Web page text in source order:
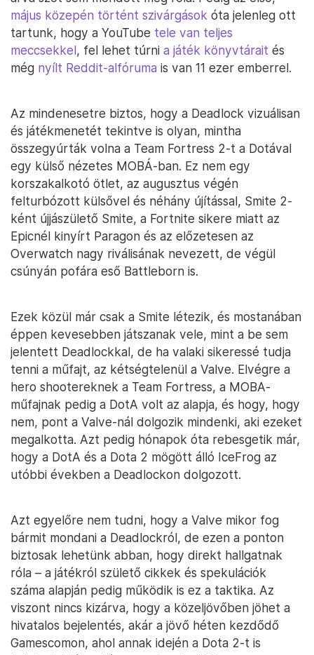
május közepén történt szivárgások óta jelenleg ott
tartunk, hogy a YouTube tele van teljes
meccsekkel, fel lehet túrni a játék könyvtárait és
még nyílt Reddit-alfóruma is van 11 ezer emberrel.
Az mindenesetre biztos, hogy a Deadlock vizuálisan
és játékmenetét tekintve is olyan, mintha
összegyúrták volna a Team Fortress 2-t a Dotával
egy külső nézetes MOBÁ-ban. Ez nem egy
korszakalkotó ötlet, az augusztus végén
felturbózott külsővel és néhány újítással, Smite 2-
ként újjászülető Smite, a Fortnite sikere miatt az
Epicnél kinyírt Paragon és az előzetesen az
Overwatch nagy riválisának nevezett, de végül
csúnyán pofára eső Battleborn is.
Ezek közül már csak a Smite létezik, és mostanában
éppen kevesebben játszanak vele, mint a be sem
jelentett Deadlockkal, de ha valaki sikeressé tudja
tenni a műfajt, az kétségtelenül a Valve. Elvégre a
hero shootereknek a Team Fortress, a MOBA-
műfajnak pedig a DotA volt az alapja, és hogy, hogy
nem, pont a Valve-nál dolgozik mindenki, aki ezeket
megalkotta. Azt pedig hónapok óta rebesgetik már,
hogy a DotA és a Dota 2 mögött álló IceFrog az
utóbbi években a Deadlockon dolgozott.
Azt egyelőre nem tudni, hogy a Valve mikor fog
bármit mondani a Deadlockról, de ezen a ponton
biztosak lehetünk abban, hogy direkt hallgatnak
róla – a játékról születő cikkek és spekulációk
száma alapján pedig működik is ez a taktika. Az
viszont nincs kizárva, hogy a közeljövőben jöhet a
hivatalos bejelentés, akár a jövő héten kezdődő
Gamescomon, ahol annak idején a Dota 2-t is